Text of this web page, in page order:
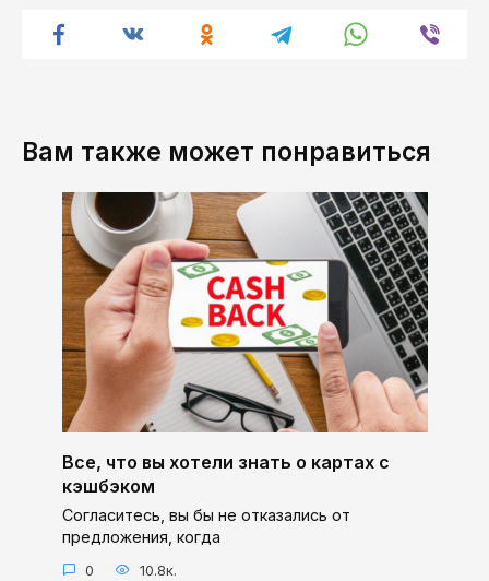
Вам также может понравиться
Все, что вы хотели знать о картах с
кэшбэком
Согласитесь, вы бы не отказались от
предложения, когда
0 10.8к.